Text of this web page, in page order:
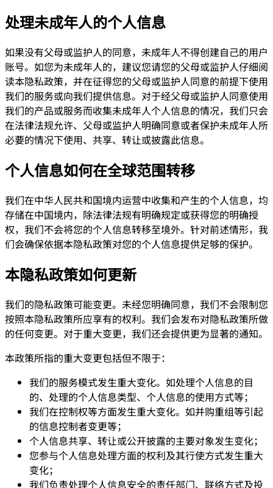
处理未成年人的个人信息
如果没有父母或监护人的同意，未成年人不得创建自己的用户
账号。如您为未成年人的，建议您请您的父母或监护人仔细阅
读本隐私政策，并在征得您的父母或监护人同意的前提下使用
我们的服务或向我们提供信息。对于经父母或监护人同意使用
我们的产品或服务而收集未成年人个人信息的情况，我们只会
在法律法规允许、父母或监护人明确同意或者保护未成年人所
必要的情况下使用、共享、转让或披露此信息。
个人信息如何在全球范围转移
我们在中华人民共和国境内运营中收集和产生的个人信息，均
存储在中国境内，除法律法规有明确规定或获得您的明确授
权，我们不会将您的个人信息转移至境外。针对前述情形，我
们会确保依据本隐私政策对您的个人信息提供足够的保护。
本隐私政策如何更新
我们的隐私政策可能变更。未经您明确同意，我们不会限制您
按照本隐私政策所应享有的权利。我们会发布对隐私政策所做
的任何变更。对于重大变更，我们还会提供更为显著的通知。
本政策所指的重大变更包括但不限于：
我们的服务模式发生重大变化。如处理个人信息的目
的、处理的个人信息类型、个人信息的使用方式等；
我们在控制权等方面发生重大变化。如并购重组等引起
的信息控制者变更等；
个人信息共享、转让或公开披露的主要对象发生变化；
您参与个人信息处理方面的权利及其行使方式发生重大
变化；
我们负责处理个人信息安全的责任部门、联络方式及投